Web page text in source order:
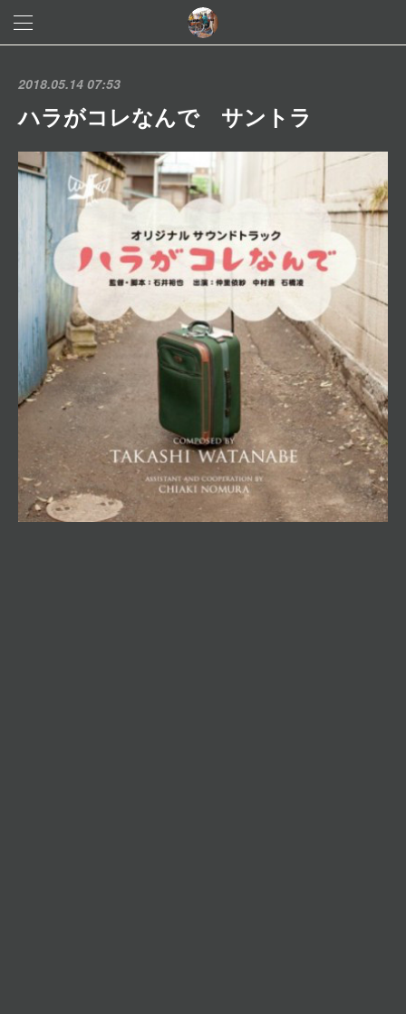
2018.05.14 07:53
ハラがコレなんで サントラ